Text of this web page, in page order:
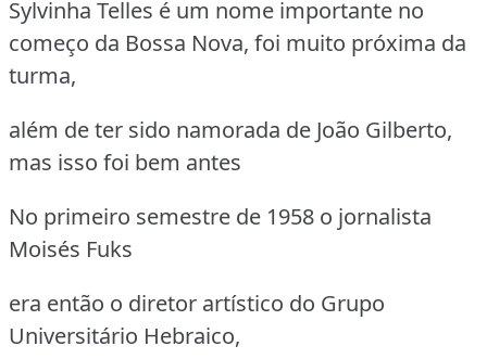
Sylvinha Telles é um nome importante no
começo da Bossa Nova, foi muito próxima da
turma,
além de ter sido namorada de João Gilberto,
mas isso foi bem antes
No primeiro semestre de 1958 o jornalista
Moisés Fuks
era então o diretor artístico do Grupo
Universitário Hebraico,